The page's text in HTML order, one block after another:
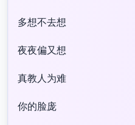
多想不去想
夜夜偏又想
真教人为难
你的脸庞